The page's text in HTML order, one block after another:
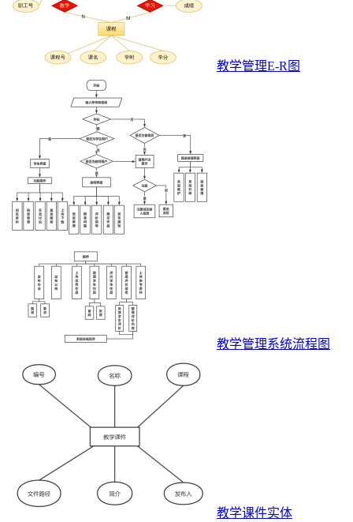
教学管理E-R图
教学管理系统流程图
教学课件实体